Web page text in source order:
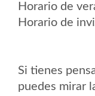
Horario de
Horario de
Si tienes
puedes mirar